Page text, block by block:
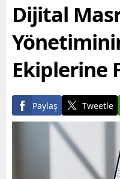
Dijital
Ekiplerine
Paylaş Tweetle